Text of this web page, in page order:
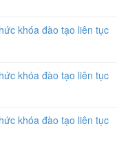
khóa đào tạo liên tục
khóa đào tạo liên tục
khóa đào tạo liên tục